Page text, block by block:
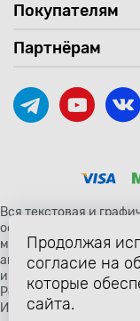
Покупателям
Партнёрам
Вся текстовая и
оформление
международными
авторских прав и
и 1260 главы 70
Российской
Использование любых
Продолжая
согласие на
которые
сайта.